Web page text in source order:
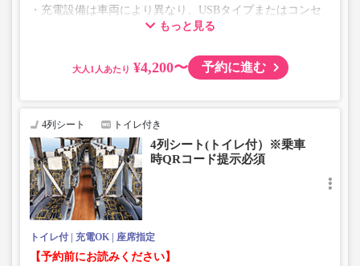
・充電設備は車両により異なり、USBタイプまたはコンセ
ントタイプでのご用意となります。
仕様が変更となる場合がございます。あらかじめご了承く
ださい。
もっと見る
大人 ¥4,200〜 予約に進む
4列シート トイレ付き
4列シート(トイレ付）※乗車
時QRコード提示必須
トイレ付 充電OK 座席指定
【予約前にお読みください】